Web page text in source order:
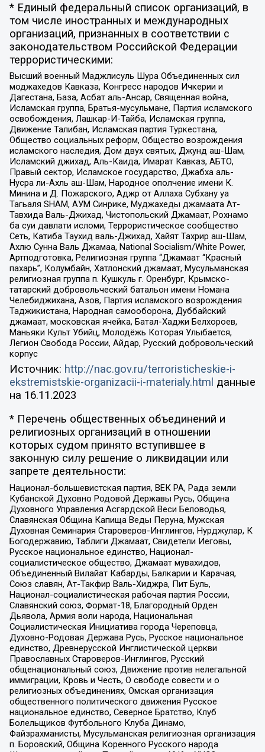
* Единый федеральный список организаций, в
том числе иностранных и международных
организаций, признанных в соответствии с
законодательством Российской Федерации
террористическими:
Высший военный Маджлисуль Шура Объединенных сил
моджахедов Кавказа, Конгресс народов Ичкерии и
Дагестана, База, Асбат аль-Ансар, Священная война,
Исламская группа, Братья-мусульмане, Партия исламского
освобождения, Лашкар-И-Тайба, Исламская группа,
Движение Талибан, Исламская партия Туркестана,
Общество социальных реформ, Общество возрождения
исламского наследия, Дом двух святых, Джунд аш-Шам,
Исламский джихад, Аль-Каида, Имарат Кавказ, АБТО,
Правый сектор, Исламское государство, Джабха аль-
Нусра ли-Ахль аш-Шам, Народное ополчение имени К.
Минина и Д. Пожарского, Аджр от Аллаха Субхану уа
Тагьаля SHAM, АУМ Синрике, Муджахеды джамаата Ат-
Тавхида Валь-Джихад, Чистопольский Джамаат, Рохнамо
ба суи давлати исломи, Террористическое сообщество
Сеть, Катиба Таухид валь-Джихад, Хайят Тахрир аш-Шам,
Ахлю Сунна Валь Джамаа, National Socialism/White Power,
Артподготовка, Религиозная группа “Джамаат “Красный
пахарь”, Колумбайн, Хатлонский джамаат, Мусульманская
религиозная группа п. Кушкуль г. Оренбург, Крымско-
татарский добровольческий батальон имени Номана
Челебиджихана, Азов, Партия исламского возрождения
Таджикистана, Народная самооборона, Дуббайский
джамаат, московская ячейка, Батал-Хаджи Белхороев,
Маньяки Культ Убийц, Молодёжь Которая Улыбается,
Легион Свобода России, Айдар, Русский добровольческий
корпус
Источник: http://nac.gov.ru/terroristicheskie-i-
ekstremistskie-organizacii-i-materialy.html данные
на 16.11.2023
* Перечень общественных объединений и
религиозных организаций в отношении
которых судом принято вступившее в
законную силу решение о ликвидации или
запрете деятельности:
Национал-большевистская партия, ВЕК РА, Рада земли
Кубанской Духовно Родовой Державы Русь, Община
Духовного Управления Асгардской Веси Беловодья,
Славянская Община Капища Веды Перуна, Мужская
Духовная Семинария Староверов-Инглингов, Нурджулар, К
Богодержавию, Таблиги Джамаат, Свидетели Иеговы,
Русское национальное единство, Национал-
социалистическое общество, Джамаат мувахидов,
Объединенный Вилайат Кабарды, Балкарии и Карачая,
Союз славян, Ат-Такфир Валь-Хиджра, Пит Буль,
Национал-социалистическая рабочая партия России,
Славянский союз, Формат-18, Благородный Орден
Дьявола, Армия воли народа, Национальная
Социалистическая Инициатива города Череповца,
Духовно-Родовая Держава Русь, Русское национальное
единство, Древнерусской Инглистической церкви
Православных Староверов-Инглингов, Русский
общенациональный союз, Движение против нелегальной
иммиграции, Кровь и Честь, О свободе совести и о
религиозных объединениях, Омская организация
общественного политического движения Русское
национальное единство, Северное Братство, Клуб
Болельщиков Футбольного Клуба Динамо,
Файзрахманисты, Мусульманская религиозная организация
п. Боровский, Община Коренного Русского народа